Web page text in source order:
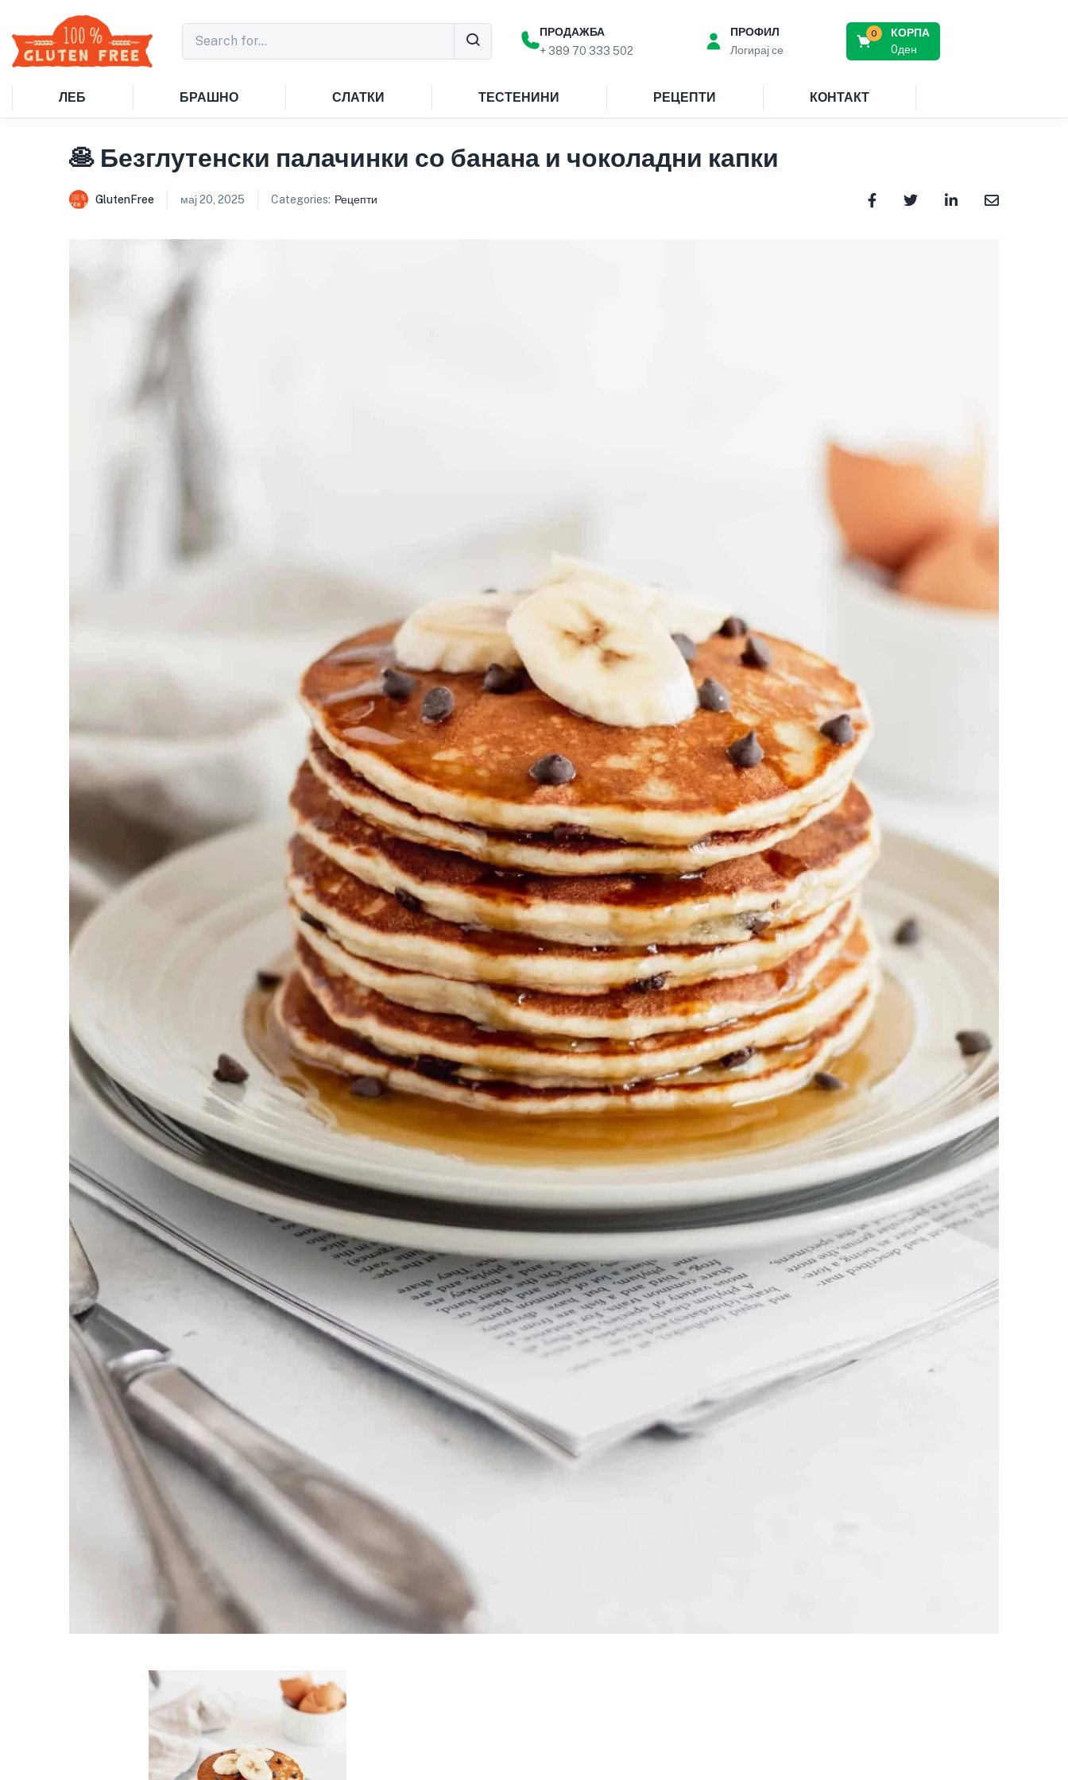
ПРОДАЖБА
+ 389 70 333 502
ПРОФИЛ
Логирај се
КОРПА
0
0ден
ЛЕБ БРАШНО СЛАТКИ ТЕСТЕНИНИ РЕЦЕПТИ КОНТАКТ
🥞 Безглутенски палачинки со банана и чоколадни капки
GlutenFree мај 20, 2025 Categories: Рецепти